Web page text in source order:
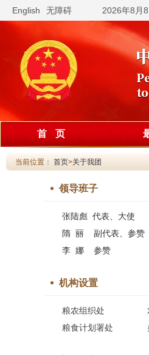
English 无障碍 2026年8月
首 页
当前位置： 首页>关于我团
领导班子
张陆彪 代表、大使
隋 丽 副代表、参赞
李 娜 参赞
机构设置
粮农组织处
粮食计划署处